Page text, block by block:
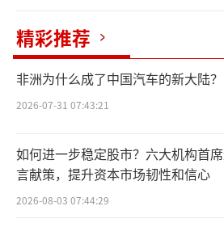
精彩推荐
非洲为什么成了中国汽车的新大陆？
2026-07-31 07:43:21
如何进一步稳定股市？六大机构首
言献策，提升资本市场韧性和信心
2026-08-03 07:44:29